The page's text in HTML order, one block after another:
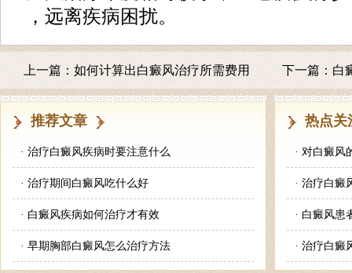
，远离疾病困扰。
上一篇： 如何计算出白癜风治疗所需费用 下一篇： 白
推荐文章
· 治疗白癜风疾病时要注意什么
· 治疗期间白癜风吃什么好
· 白癜风疾病如何治疗才有效
· 早期胸部白癜风怎么治疗方法
热点
· 对白癜风
· 治疗白癜
· 白癜风患
· 治疗白癜